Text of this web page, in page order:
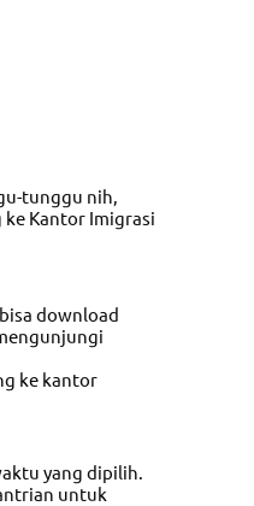
tunggu nih,
Kantor Imigrasi
download
ke kantor
yang dipilih.
untuk